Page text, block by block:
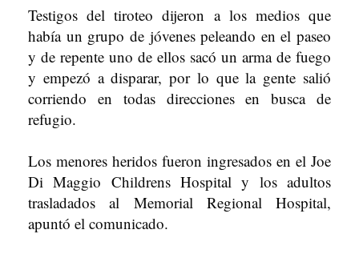
Testigos del tiroteo dijeron a los medios que
había un grupo de jóvenes peleando en el paseo
y de repente uno de ellos sacó un arma de fuego
y empezó a disparar, por lo que la gente salió
corriendo en todas direcciones en busca de
refugio.
Los menores heridos fueron ingresados en el Joe
Di Maggio Childrens Hospital y los adultos
trasladados al Memorial Regional Hospital,
apuntó el comunicado.